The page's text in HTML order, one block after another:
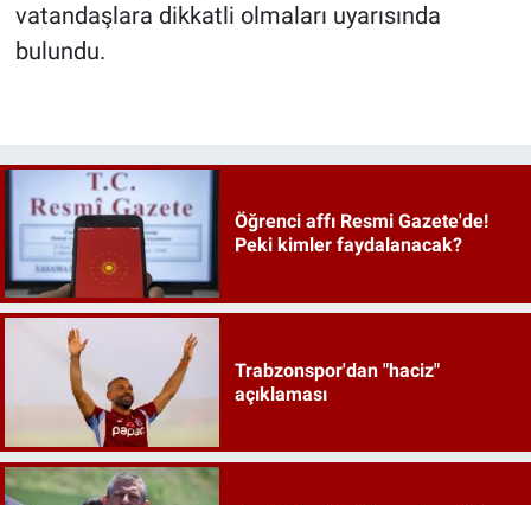
vatandaşlara dikkatli olmaları uyarısında
bulundu.
Öğrenci affı Resmi Gazete'de!
Peki kimler faydalanacak?
Trabzonspor'dan "haciz"
açıklaması